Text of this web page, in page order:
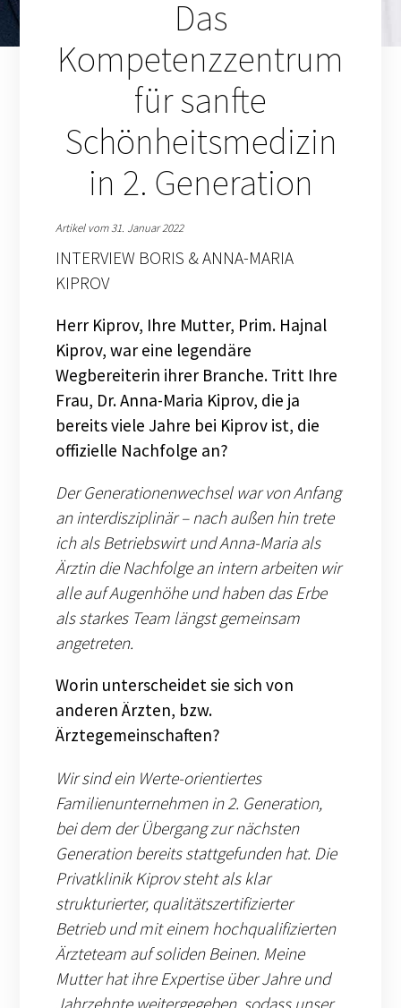
Das
Kompetenzzentrum
für sanfte
Schönheitsmedizin
in 2. Generation
Artikel vom 31. Januar 2022
INTERVIEW BORIS & ANNA-MARIA
KIPROV
Herr Kiprov, Ihre Mutter, Prim. Hajnal
Kiprov, war eine legendäre
Wegbereiterin ihrer Branche. Tritt Ihre
Frau, Dr. Anna-Maria Kiprov, die ja
bereits viele Jahre bei Kiprov ist, die
offizielle Nachfolge an?
Der Generationenwechsel war von Anfang
an interdisziplinär – nach außen hin trete
ich als Betriebswirt und Anna-Maria als
Ärztin die Nachfolge an intern arbeiten wir
alle auf Augenhöhe und haben das Erbe
als starkes Team längst gemeinsam
angetreten.
Worin unterscheidet sie sich von
anderen Ärzten, bzw.
Ärztegemeinschaften?
Wir sind ein Werte-orientiertes
Familienunternehmen in 2. Generation,
bei dem der Übergang zur nächsten
Generation bereits stattgefunden hat. Die
Privatklinik Kiprov steht als klar
strukturierter, qualitätszertifizierter
Betrieb und mit einem hochqualifizierten
Ärzteteam auf soliden Beinen. Meine
Mutter hat ihre Expertise über Jahre und
Jahrzehnte weitergegeben, sodass unser